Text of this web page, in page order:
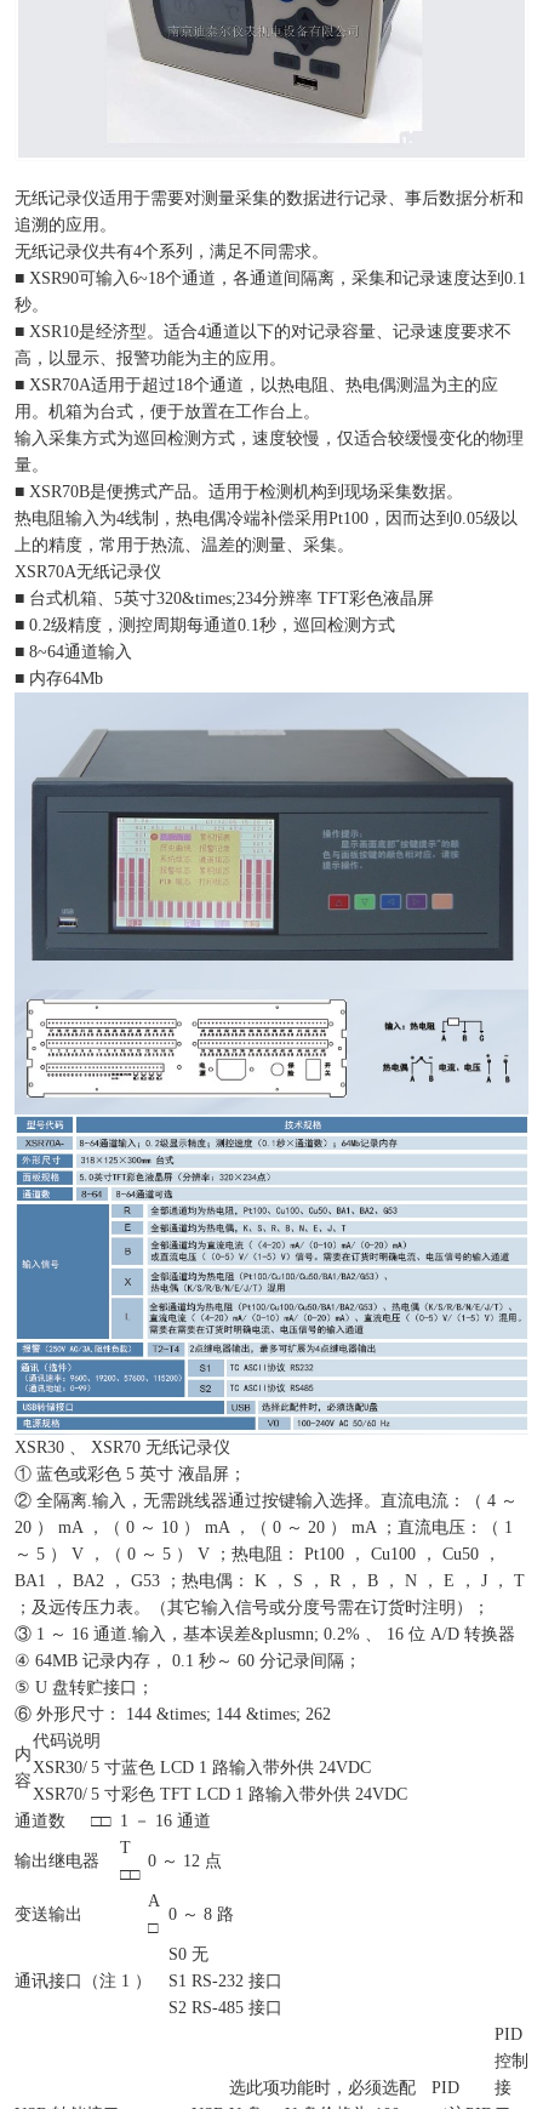
无纸记录仪适用于需要对测量采集的数据进行记录、事后数据分析和
追溯的应用。
无纸记录仪共有4个系列，满足不同需求。
■ XSR90可输入6~18个通道，各通道间隔离，采集和记录速度达到0.1
秒。
■ XSR10是经济型。适合4通道以下的对记录容量、记录速度要求不
高，以显示、报警功能为主的应用。
■ XSR70A适用于超过18个通道，以热电阻、热电偶测温为主的应
用。机箱为台式，便于放置在工作台上。
输入采集方式为巡回检测方式，速度较慢，仅适合较缓慢变化的物理
量。
■ XSR70B是便携式产品。适用于检测机构到现场采集数据。
热电阻输入为4线制，热电偶冷端补偿采用Pt100，因而达到0.05级以
上的精度，常用于热流、温差的测量、采集。
XSR70A无纸记录仪
■ 台式机箱、5英寸320&times;234分辨率 TFT彩色液晶屏
■ 0.2级精度，测控周期每通道0.1秒，巡回检测方式
■ 8~64通道输入
■ 内存64Mb
XSR30 、 XSR70 无纸记录仪
① 蓝色或彩色 5 英寸 液晶屏；
② 全隔离.输入，无需跳线器通过按键输入选择。直流电流：（ 4 ～
20 ） mA ，（ 0 ～ 10 ） mA ，（ 0 ～ 20 ） mA ；直流电压：（ 1
～ 5 ） V ，（ 0 ～ 5 ） V ；热电阻： Pt100 ， Cu100 ， Cu50 ，
BA1 ， BA2 ， G53 ；热电偶： K ， S ， R ， B ， N ， E ， J ， T
；及远传压力表。（其它输入信号或分度号需在订货时注明）；
③ 1 ～ 16 通道.输入，基本误差&plusmn; 0.2% 、 16 位 A/D 转换器
④ 64MB 记录内存， 0.1 秒～ 60 分记录间隔；
⑤ U 盘转贮接口；
⑥ 外形尺寸： 144 &times; 144 &times; 262
内
容
代码说明
XSR30/ 5 寸蓝色 LCD 1 路输入带外供 24VDC
XSR70/ 5 寸彩色 TFT LCD 1 路输入带外供 24VDC
通道数
□□ 1 － 16 通道
输出继电器
T
□□
0 ～ 12 点
变送输出
A
□
0 ～ 8 路
通讯接口（注 1 ）
S0 无
S1 RS-232 接口
S2 RS-485 接口
选此项功能时，必须选配
PID
PID
控制
接